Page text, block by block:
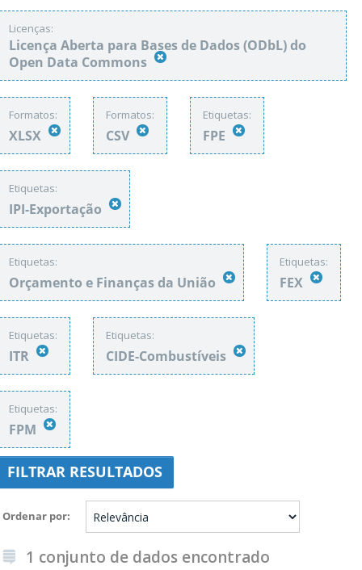
Licenças:
Licença Aberta para Bases de Dados (ODbL) do
Open Data Commons
Formatos:
XLSX
Formatos:
CSV
Etiquetas:
FPE
Etiquetas:
IPI-Exportação
Etiquetas:
Orçamento e Finanças da União
Etiquetas:
FEX
Etiquetas:
ITR
Etiquetas:
CIDE-Combustíveis
Etiquetas:
FPM
FILTRAR RESULTADOS
Ordenar por
1 conjunto de dados encontrado